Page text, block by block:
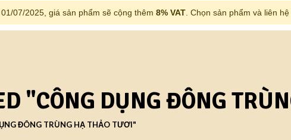
07/2025, giá sản phẩm sẽ cộng thêm8% VAT. Chọn sản phẩm và liên
"CÔNG DỤNG ĐÔNG
ĐÔNG TRÙNG HẠ THẢO TƯƠI"